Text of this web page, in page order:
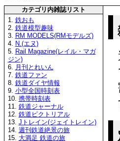
カテゴリ内雑誌リスト
1. 鉄おも
2. 鉄道模型趣味
3.
RM MODELS(RMモデルズ)
4.
N.(エヌ)
5.
Rail Magazine(レイル・マガ
ジン)
6.
月刊とれいん
7. 鉄道ファン
8. 鉄道ダイヤ情報
9. 小型全国時刻表
10. 携帯時刻表
11. 鉄道ジャーナル
12. 鉄道ピクトリアル
13. Jトレイン(ジェイトレイン)
14. 週刊鉄道絶景の旅
15. 大満足 鉄道の旅